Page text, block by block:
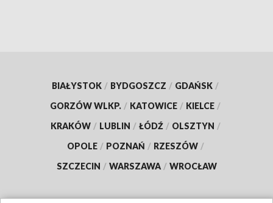
BIAŁYSTOK / BYDGOSZCZ / GDAŃSK /
GORZÓW WLKP. / KATOWICE / KIELCE /
KRAKÓW / LUBLIN / ŁÓDŹ / OLSZTYN /
OPOLE / POZNAŃ / RZESZÓW /
SZCZECIN / WARSZAWA / WROCŁAW